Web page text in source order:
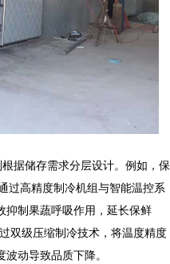
据储存需求分层设计。例如，保
高精度制冷机组与智能温控系
制果蔬呼吸作用，延长保鲜
双级压缩制冷技术，将温度精度
动导致品质下降。